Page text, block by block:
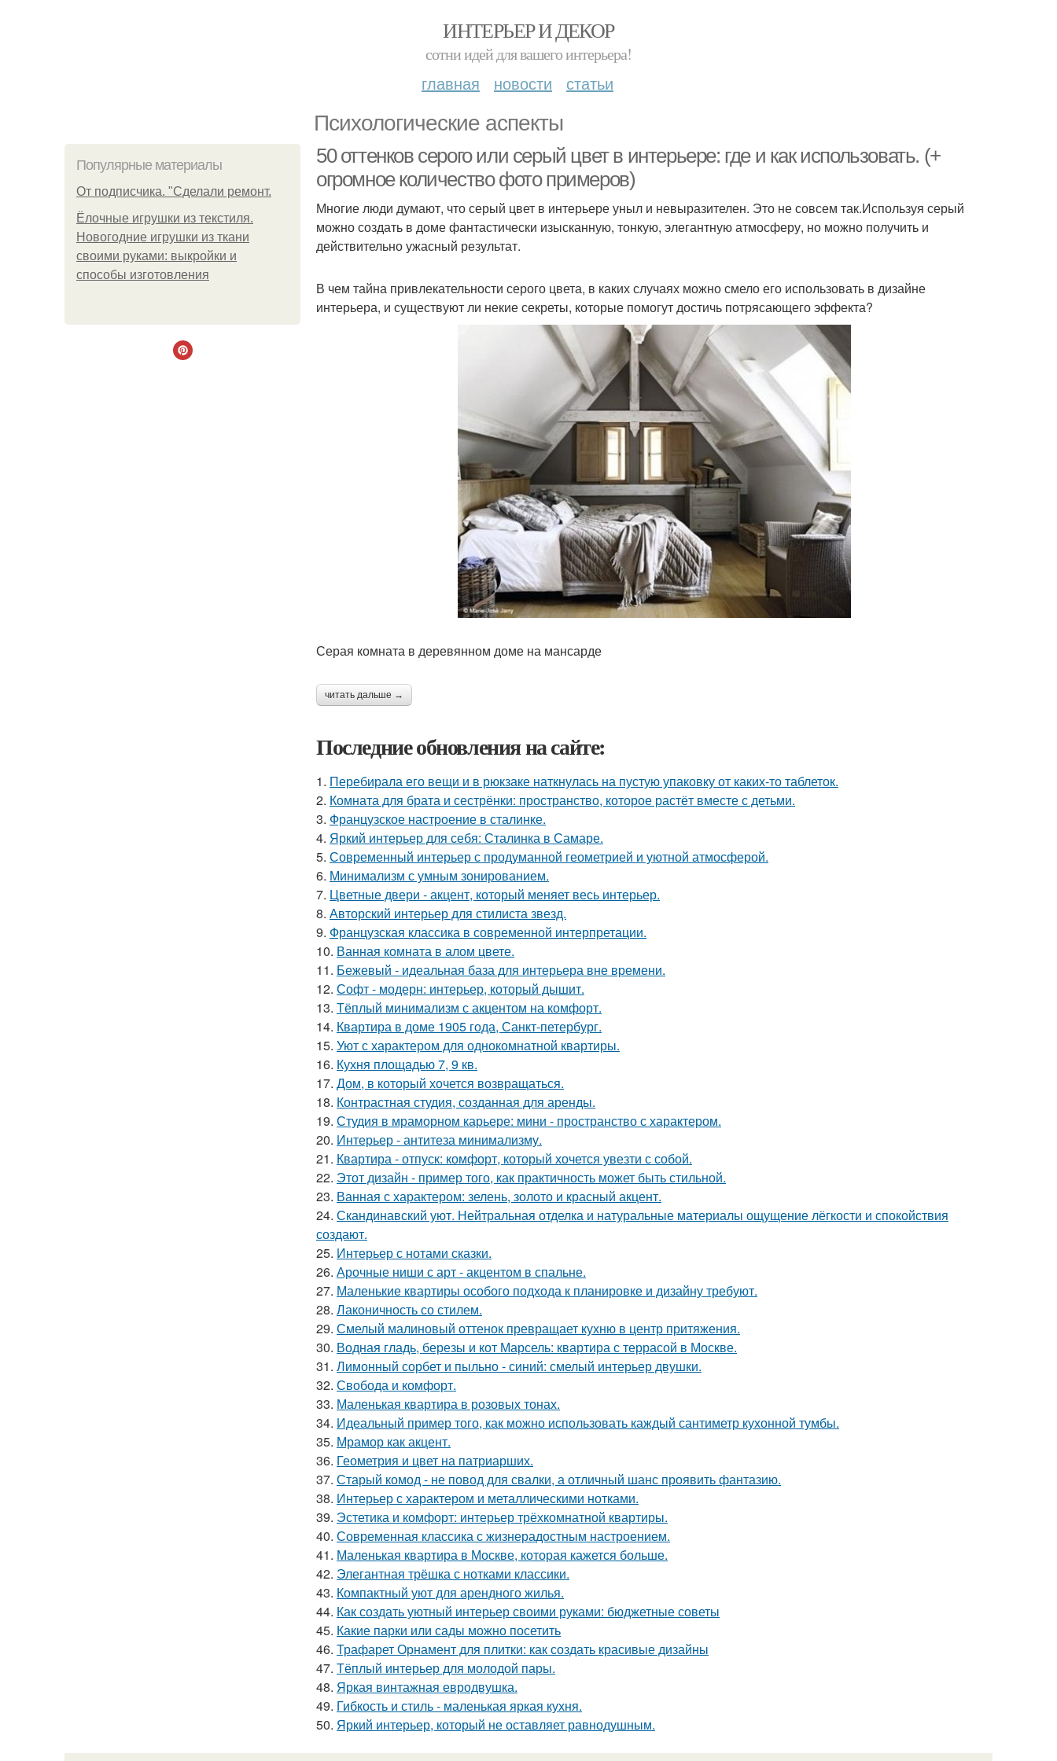
ИНТЕРЬЕР И ДЕКОР
сотни идей для вашего интерьера!
главная новости статьи
Психологические аспекты
Популярные материалы
От подписчика. "Сделали ремонт.
Ёлочные игрушки из текстиля.
Новогодние игрушки из ткани
своими руками: выкройки и
способы изготовления
50 оттенков серого или серый цвет в интерьере: где и как использовать. (+
огромное количество фото примеров)
Многие люди думают, что серый цвет в интерьере уныл и невыразителен. Это не совсем так.Используя серый
можно создать в доме фантастически изысканную, тонкую, элегантную атмосферу, но можно получить и
действительно ужасный результат.
В чем тайна привлекательности серого цвета, в каких случаях можно смело его использовать в дизайне
интерьера, и существуют ли некие секреты, которые помогут достичь потрясающего эффекта?
Серая комната в деревянном доме на мансарде
читать дальше →
Последние обновления на сайте:
1. Перебирала его вещи и в рюкзаке наткнулась на пустую упаковку от каких-то таблеток.
2. Комната для брата и сестрёнки: пространство, которое растёт вместе с детьми.
3. Французское настроение в сталинке.
4. Яркий интерьер для себя: Сталинка в Самаре.
5. Современный интерьер с продуманной геометрией и уютной атмосферой.
6. Минимализм с умным зонированием.
7. Цветные двери - акцент, который меняет весь интерьер.
8. Авторский интерьер для стилиста звезд.
9. Французская классика в современной интерпретации.
10. Ванная комната в алом цвете.
11. Бежевый - идеальная база для интерьера вне времени.
12. Софт - модерн: интерьер, который дышит.
13. Тёплый минимализм с акцентом на комфорт.
14. Квартира в доме 1905 года, Санкт-петербург.
15. Уют с характером для однокомнатной квартиры.
16. Кухня площадью 7, 9 кв.
17. Дом, в который хочется возвращаться.
18. Контрастная студия, созданная для аренды.
19. Студия в мраморном карьере: мини - пространство с характером.
20. Интерьер - антитеза минимализму.
21. Квартира - отпуск: комфорт, который хочется увезти с собой.
22. Этот дизайн - пример того, как практичность может быть стильной.
23. Ванная с характером: зелень, золото и красный акцент.
24. Скандинавский уют. Нейтральная отделка и натуральные материалы ощущение лёгкости и спокойствия
создают.
25. Интерьер с нотами сказки.
26. Арочные ниши с арт - акцентом в спальне.
27. Маленькие квартиры особого подхода к планировке и дизайну требуют.
28. Лаконичность со стилем.
29. Смелый малиновый оттенок превращает кухню в центр притяжения.
30. Водная гладь, березы и кот Марсель: квартира с террасой в Москве.
31. Лимонный сорбет и пыльно - синий: смелый интерьер двушки.
32. Свобода и комфорт.
33. Маленькая квартира в розовых тонах.
34. Идеальный пример того, как можно использовать каждый сантиметр кухонной тумбы.
35. Мрамор как акцент.
36. Геометрия и цвет на патриарших.
37. Старый комод - не повод для свалки, а отличный шанс проявить фантазию.
38. Интерьер с характером и металлическими нотками.
39. Эстетика и комфорт: интерьер трёхкомнатной квартиры.
40. Современная классика с жизнерадостным настроением.
41. Маленькая квартира в Москве, которая кажется больше.
42. Элегантная трёшка с нотками классики.
43. Компактный уют для арендного жилья.
44. Как создать уютный интерьер своими руками: бюджетные советы
45. Какие парки или сады можно посетить
46. Трафарет Орнамент для плитки: как создать красивые дизайны
47. Тёплый интерьер для молодой пары.
48. Яркая винтажная евродвушка.
49. Гибкость и стиль - маленькая яркая кухня.
50. Яркий интерьер, который не оставляет равнодушным.